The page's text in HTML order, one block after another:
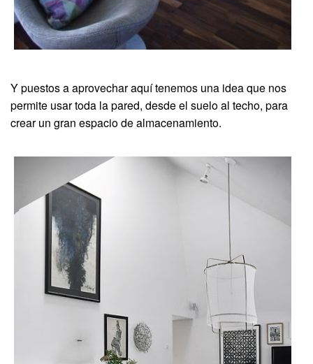
Y puestos a aprovechar aquí tenemos una idea que nos
permite usar toda la pared, desde el suelo al techo, para
crear un gran espacio de almacenamiento.